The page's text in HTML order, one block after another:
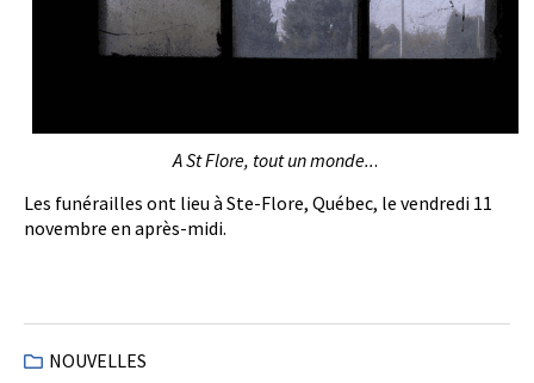
A St Flore, tout un monde...
Les funérailles ont lieu à Ste-Flore, Québec, le vendredi 11
novembre en après-midi.
NOUVELLES